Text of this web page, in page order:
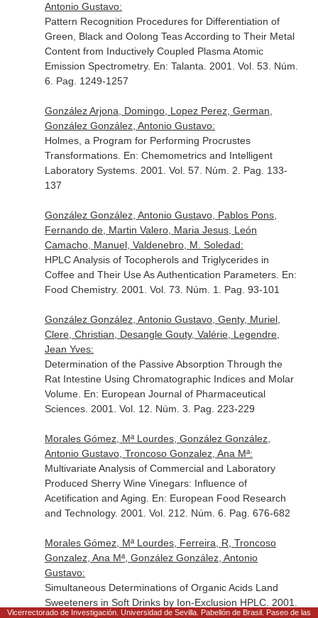
Antonio Gustavo:
Pattern Recognition Procedures for Differentiation of
Green, Black and Oolong Teas According to Their Metal
Content from Inductively Coupled Plasma Atomic
Emission Spectrometry. En: Talanta . 2001. Vol. 53. Núm.
6. Pag. 1249-1257
González Arjona, Domingo, Lopez Perez, German,
González González, Antonio Gustavo:
Holmes, a Program for Performing Procrustes
Transformations. En: Chemometrics and Intelligent
Laboratory Systems. 2001. Vol. 57. Núm. 2. Pag. 133-
137
González González, Antonio Gustavo, Pablos Pons,
Fernando de, Martin Valero, Maria Jesus, León
Camacho, Manuel, Valdenebro, M. Soledad:
HPLC Analysis of Tocopherols and Triglycerides in
Coffee and Their Use As Authentication Parameters. En:
Food Chemistry. 2001. Vol. 73. Núm. 1. Pag. 93-101
González González, Antonio Gustavo, Genty, Muriel,
Clere, Christian, Desangle Gouty, Valérie, Legendre,
Jean Yves:
Determination of the Passive Absorption Through the
Rat Intestine Using Chromatographic Indices and Molar
Volume. En: European Journal of Pharmaceutical
Sciences. 2001. Vol. 12. Núm. 3. Pag. 223-229
Morales Gómez, Mª Lourdes, González González,
Antonio Gustavo, Troncoso Gonzalez, Ana Mª:
Multivariate Analysis of Commercial and Laboratory
Produced Sherry Wine Vinegars: Influence of
Acetification and Aging. En: European Food Research
and Technology. 2001. Vol. 212. Núm. 6. Pag. 676-682
Morales Gómez, Mª Lourdes, Ferreira, R, Troncoso
Gonzalez, Ana Mª, González González, Antonio
Gustavo:
Simultaneous Determinations of Organic Acids Land
Sweeteners in Soft Drinks by Ion-Exclusion HPLC. 2001.
Vicerrectorado de Investigación. Universidad de Sevilla. Pabellón de Brasil. Paseo de las